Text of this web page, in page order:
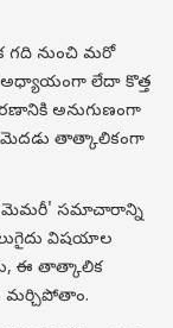
గది నుంచి మరో
అధ్యాయంగా లేదా కొత్త
అనుగుణంగా
తాత్కాలికంగా
మెమరీ' సమాచారాన్ని
విషయాల
ఈ తాత్కాలిక
మర్చిపోతాం.